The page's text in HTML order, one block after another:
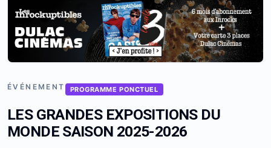
ÉVÉNEMENT PROGRAMME PONCTUEL
LES GRANDES EXPOSITIONS DU
MONDE SAISON 2025-2026